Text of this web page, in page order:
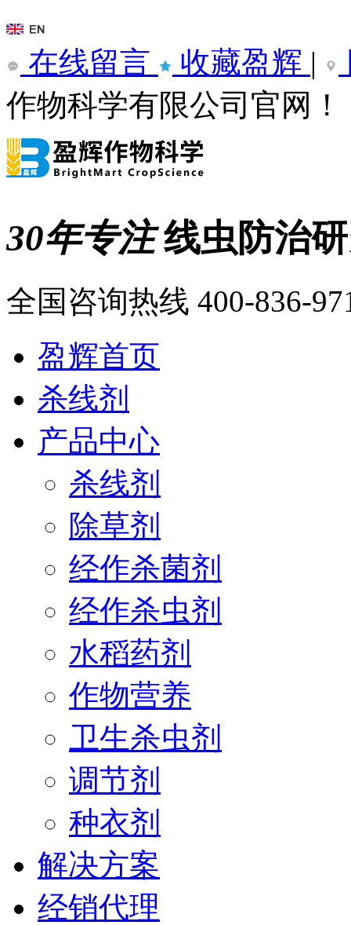
在线留言 收藏盈辉 |
作物科学有限公司官网！
30年专注线虫防治
全国咨询热线 400-836-
盈辉首页
杀线剂
产品中心
杀线剂
除草剂
经作杀菌剂
经作杀虫剂
水稻药剂
作物营养
卫生杀虫剂
调节剂
种衣剂
解决方案
经销代理